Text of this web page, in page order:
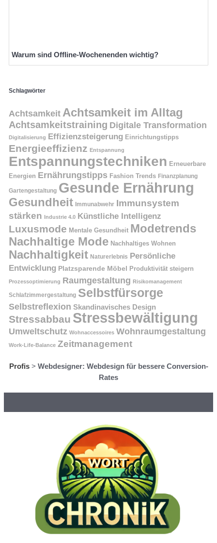
Warum sind Offline-Wochenenden wichtig?
Schlagwörter
Achtsamkeit Achtsamkeit im Alltag
Achtsamkeitstraining Digitale Transformation
Digitalisierung Effizienzsteigerung Einrichtungstipps
Energieeffizienz Entspannung
Entspannungstechniken Erneuerbare
Energien Ernährungstipps Fashion Trends Finanzplanung
Gartengestaltung Gesunde Ernährung
Gesundheit Immunabwehr Immunsystem
stärken Industrie 4.0 Künstliche Intelligenz
Luxusmode Mentale Gesundheit Modetrends
Nachhaltige Mode Nachhaltiges Wohnen
Nachhaltigkeit Naturerlebnis Persönliche
Entwicklung Platzsparende Möbel Produktivität steigern
Prozessoptimierung Raumgestaltung Risikomanagement
Schlafzimmergestaltung Selbstfürsorge
Selbstreflexion Skandinavisches Design
Stressabbau Stressbewältigung
Umweltschutz Wohnaccessoires Wohnraumgestaltung
Work-Life-Balance Zeitmanagement
Profis> Webdesigner: Webdesign für bessere Conversion-
Rates